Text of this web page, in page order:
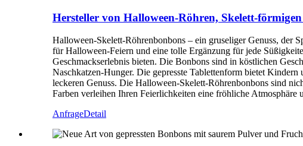
Hersteller von Halloween-Röhren, Skelett-
Halloween-Skelett-Röhrenbonbons – ein gruseliger Genuss, der
für Halloween-Feiern und eine tolle Ergänzung für jede
Geschmackserlebnis bieten. Die Bonbons sind in köstlichen
Naschkatzen-Hunger. Die gepresste Tablettenform bietet
leckeren Genuss. Die Halloween-Skelett-Röhrenbonbons sind
Farben verleihen Ihren Feierlichkeiten eine fröhliche Atmosphäre
AnfrageDetail